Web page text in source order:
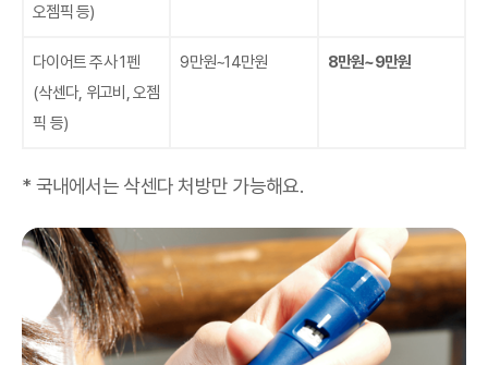
오젬픽 등)
다이어트 주사 1펜
(삭센다, 위고비, 오젬
픽 등)
9만원~14만원 8만원~9만원
* 국내에서는 삭센다 처방만 가능해요.